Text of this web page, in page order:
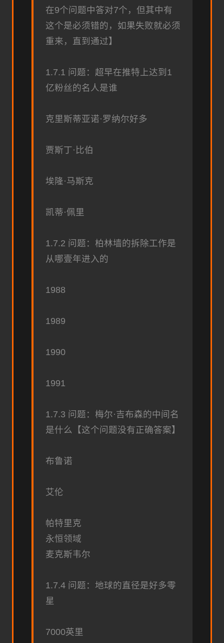
在9个问题中答对7个，但其中有
这个是必须错的，如果失败就必须
重来，直到通过】
1.7.1 问题：超早在推特上达到1
亿粉丝的名人是谁
克里斯蒂亚诺·罗纳尔好多
贾斯丁·比伯
埃隆·马斯克
凯蒂·佩里
1.7.2 问题：柏林墙的拆除工作是
从哪壹年进入的
1988
1989
1990
1991
1.7.3 问题：梅尔·吉布森的中间名
是什么【这个问题没有正确答案】
布鲁诺
艾伦
帕特里克
永恒领域
麦克斯韦尔
1.7.4 问题：地球的直径是好多零
星
7000英里